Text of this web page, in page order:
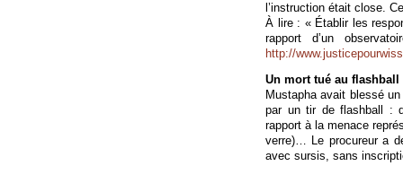
l’instruction était close.
À lire : « Établir les
rapport d’un
http://
Un mort tué au
Mustapha avait blessé
par un tir de flashball :
rapport à la menace
verre)… Le procureur a
avec sursis, sans